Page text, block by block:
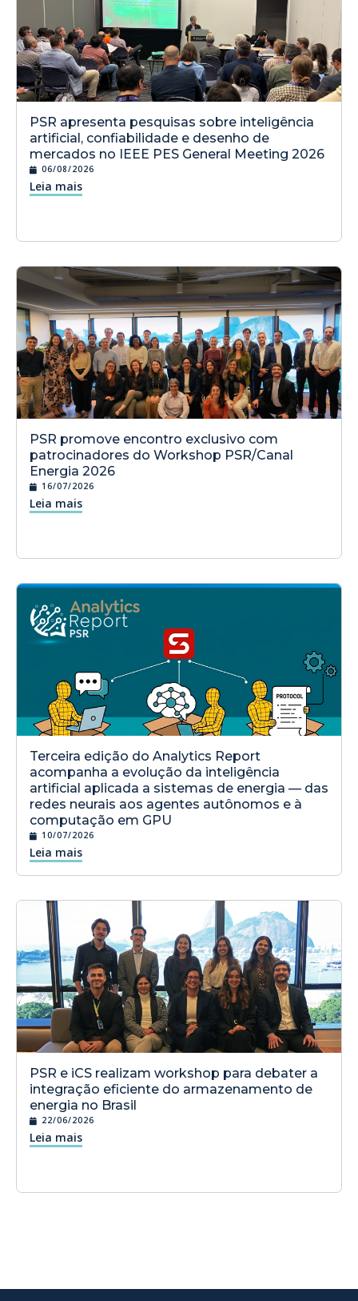
PSR apresenta pesquisas sobre inteligência
artificial, confiabilidade e desenho de
mercados no IEEE PES General Meeting 2026
06/08/2026
Leia mais
PSR promove encontro exclusivo com
patrocinadores do Workshop PSR/Canal
Energia 2026
16/07/2026
Leia mais
Terceira edição do Analytics Report
acompanha a evolução da inteligência
artificial aplicada a sistemas de energia — das
redes neurais aos agentes autônomos e à
computação em GPU
10/07/2026
Leia mais
PSR e iCS realizam workshop para debater a
integração eficiente do armazenamento de
energia no Brasil
22/06/2026
Leia mais